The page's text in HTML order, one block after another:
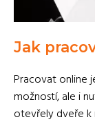
Jak
Pracovat online
možností, ale i
otevřely dveře k